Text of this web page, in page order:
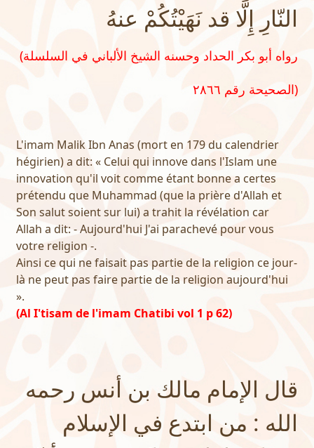
النّارِ إِلَّا قد نَهَيْتُكُمْ عنهُ
(رواه أبو بكر الحداد وحسنه الشيخ الألباني في السلسلة
الصحيحة رقم ٢٨٦٦)
L'imam Malik Ibn Anas (mort en 179 du calendrier
hégirien) a dit: « Celui qui innove dans l'Islam une
innovation qu'il voit comme étant bonne a certes
prétendu que Muhammad (que la prière d'Allah et
Son salut soient sur lui) a trahit la révélation car
Allah a dit: - Aujourd'hui J'ai parachevé pour vous
votre religion -.
Ainsi ce qui ne faisait pas partie de la religion ce jour-
là ne peut pas faire partie de la religion aujourd'hui
».
(Al I'tisam de l'imam Chatibi vol 1 p 62)
قال الإمام مالك بن أنس رحمه
الله : من ابتدع في الإسلام